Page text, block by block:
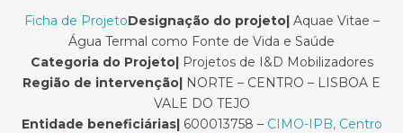
Ficha de ProjetoDesignação do projeto|Aquae Vitae –
Água Termal como Fonte de Vida e Saúde
Categoria do Projeto|Projetos de I&D Mobilizadores
Região de intervenção| NORTE – CENTRO – LISBOA E
VALE DO TEJO
Entidade beneficiárias|600013758 – CIMO-IPB, Centro